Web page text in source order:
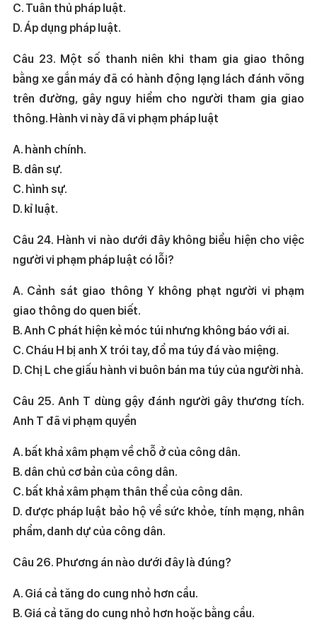
C. Tuân thủ pháp luật.
D. Áp dụng pháp luật.
Câu 23. Một số thanh niên khi tham gia giao thông
bằng xe gắn máy đã có hành động lạng lách đánh võng
trên đường, gây nguy hiểm cho người tham gia giao
thông. Hành vi này đã vi phạm pháp luật
A. hành chính.
B. dân sự.
C. hình sự.
D. kỉ luật.
Câu 24. Hành vi nào dưới đây không biểu hiện cho việc
người vi phạm pháp luật có lỗi?
A. Cảnh sát giao thông Y không phạt người vi phạm
giao thông do quen biết.
B. Anh C phát hiện kẻ móc túi nhưng không báo với ai.
C. Cháu H bị anh X trói tay, đổ ma túy đá vào miệng.
D. Chị L che giấu hành vi buôn bán ma túy của người nhà.
Câu 25. Anh T dùng gậy đánh người gây thương tích.
Anh T đã vi phạm quyền
A. bất khả xâm phạm về chỗ ở của công dân.
B. dân chủ cơ bản của công dân.
C. bất khả xâm phạm thân thể của công dân.
D. được pháp luật bảo hộ về sức khỏe, tính mạng, nhân
phẩm, danh dự của công dân.
Câu 26. Phương án nào dưới đây là đúng?
A. Giá cả tăng do cung nhỏ hơn cầu.
B. Giá cả tăng do cung nhỏ hơn hoặc bằng cầu.